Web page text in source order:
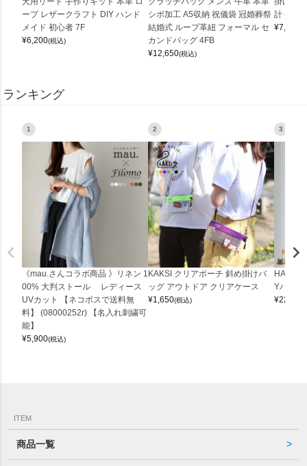
ープ レザークラフト DIY ハンド
メイド 初心者 7F
¥6,200(税込)
シボ加工 A5収納 祝儀袋 冠婚葬祭
結婚式 ループ革紐 フォーマル セ
カンドバッグ 4FB
¥12,650(税込)
計
¥7,150
ランキング
1
《mau.さんコラボ商品 》リネン 1
00% 大判ストール レディース
UVカット 【ネコポスで送料無
料】 (08000252r) 【名入れ刺繍可
能】
¥5,900(税込)
2
KAKSI クリアポーチ 斜め掛けバ
ッグ アウトドア クリアケース
¥1,650(税込)
3
Yバッグ
¥22,000
ITEM
商品一覧